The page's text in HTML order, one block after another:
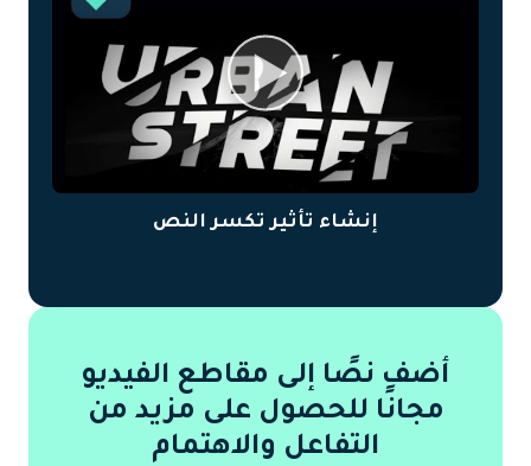
إنشاء تأثير تكسر النص
أضف نصًا إلى مقاطع الفيديو
مجانًا للحصول على مزيد من
التفاعل والاهتمام